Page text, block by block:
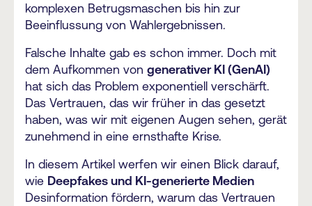
komplexen Betrugsmaschen bis hin zur
Beeinflussung von Wahlergebnissen.
Falsche Inhalte gab es schon immer. Doch mit
dem Aufkommen von generativer KI (GenAI)
hat sich das Problem exponentiell verschärft.
Das Vertrauen, das wir früher in das gesetzt
haben, was wir mit eigenen Augen sehen, gerät
zunehmend in eine ernsthafte Krise.
In diesem Artikel werfen wir einen Blick darauf,
wie Deepfakes und KI‑generierte Medien
Desinformation fördern, warum das Vertrauen